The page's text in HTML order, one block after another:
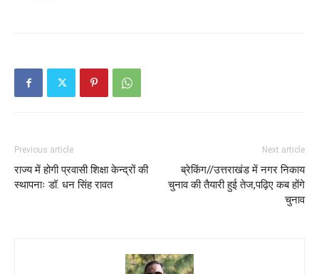
Previous article
राज्य में होगी प्रवासी शिक्षा केन्द्रों की
स्थापनाः डॉ. धन सिंह रावत
Next article
ब्रेकिंग//उत्तराखंड में नगर निकाय
चुनाव की तैयारी हुई तेज,पढ़िए कब होंगे
चुनाव